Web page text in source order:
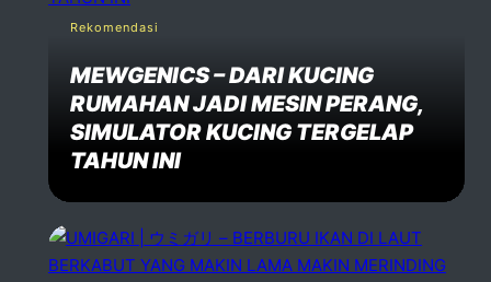
Rekomendasi
MEWGENICS – DARI KUCING
RUMAHAN JADI MESIN PERANG,
SIMULATOR KUCING TERGELAP
TAHUN INI